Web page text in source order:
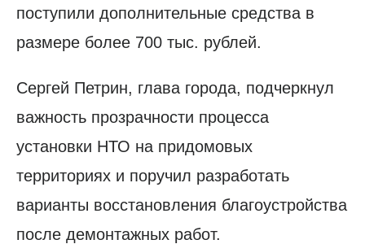
поступили дополнительные средства в
размере более 700 тыс. рублей.
Сергей Петрин, глава города, подчеркнул
важность прозрачности процесса
установки НТО на придомовых
территориях и поручил разработать
варианты восстановления благоустройства
после демонтажных работ.